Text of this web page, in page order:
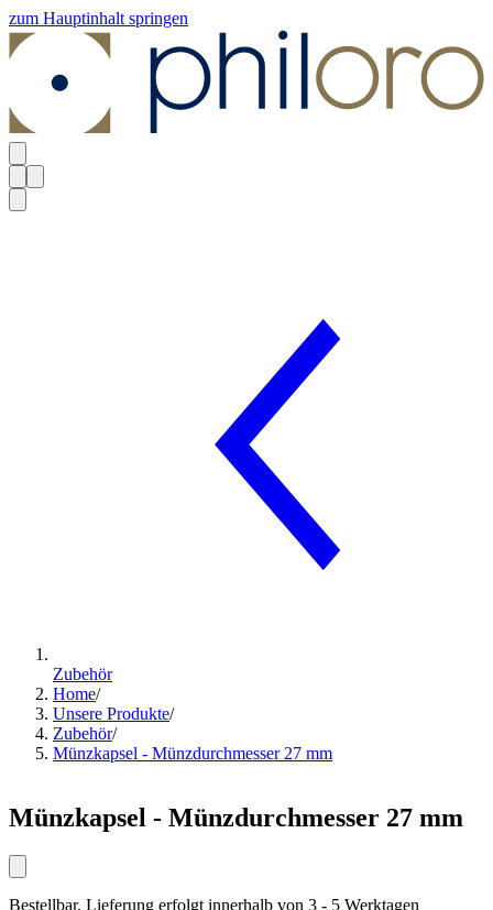
zum Hauptinhalt springen
Zubehör
Home/
Unsere Produkte/
Zubehör/
Münzkapsel - Münzdurchmesser 27 mm
Münzkapsel - Münzdurchmesser 27 mm
Bestellbar, Lieferung erfolgt innerhalb von 3 - 5 Werktagen